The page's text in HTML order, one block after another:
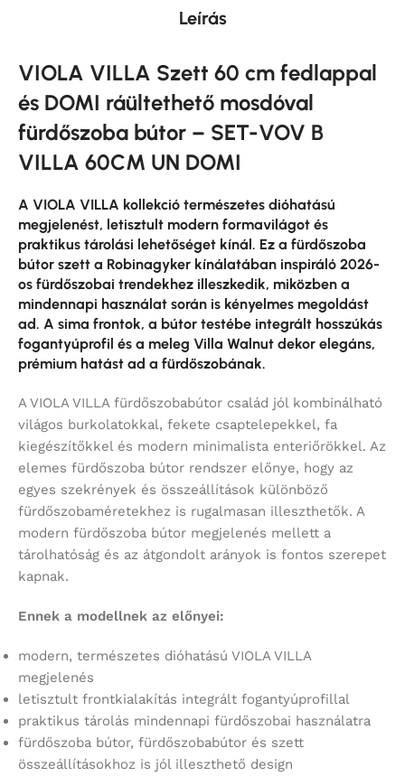
Leírás
VIOLA VILLA Szett 60 cm fedlappal
és DOMI ráültethető mosdóval
fürdőszoba bútor – SET-VOV B
VILLA 60CM UN DOMI
A VIOLA VILLA kollekció természetes dióhatású
megjelenést, letisztult modern formavilágot és
praktikus tárolási lehetőséget kínál. Ez a fürdőszoba
bútor szett a Robinagyker kínálatában inspiráló 2026-
os fürdőszobai trendekhez illeszkedik, miközben a
mindennapi használat során is kényelmes megoldást
ad. A sima frontok, a bútor testébe integrált hosszúkás
fogantyúprofil és a meleg Villa Walnut dekor elegáns,
prémium hatást ad a fürdőszobának.
A VIOLA VILLA fürdőszobabútor család jól kombinálható
világos burkolatokkal, fekete csaptelepekkel, fa
kiegészítőkkel és modern minimalista enteriőrökkel. Az
elemes fürdőszoba bútor rendszer előnye, hogy az
egyes szekrények és összeállítások különböző
fürdőszobaméretekhez is rugalmasan illeszthetők. A
modern fürdőszoba bútor megjelenés mellett a
tárolhatóság és az átgondolt arányok is fontos szerepet
kapnak.
Ennek a modellnek az előnyei:
modern, természetes dióhatású VIOLA VILLA
megjelenés
letisztult frontkialakítás integrált fogantyúprofillal
praktikus tárolás mindennapi fürdőszobai használatra
fürdőszoba bútor, fürdőszobabútor és szett
összeállításokhoz is jól illeszthető design